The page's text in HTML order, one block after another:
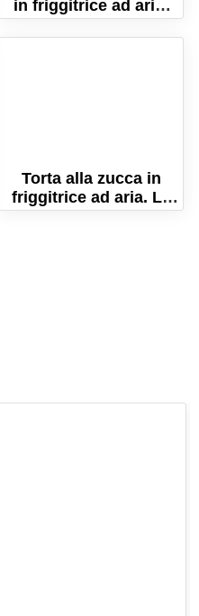
in friggitrice ad aria.
La ricetta light!
Torta alla zucca in
friggitrice ad aria. La
ricetta semplice e